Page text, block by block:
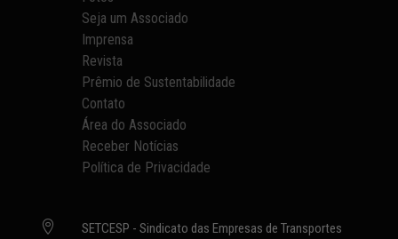
Seja um Associado
Imprensa
Revista
Prêmio de Sustentabilidade
Contato
Área do Associado
Receber Notícias
Política de Privacidade

SETCESP - Sindicato das Empresas de Transportes